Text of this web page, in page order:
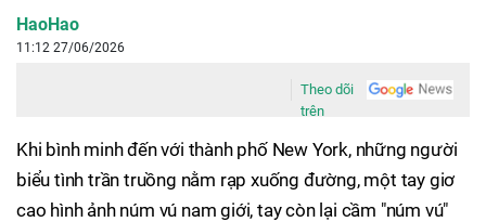
HaoHao
11:12 27/06/2026
Theo dõi
trên
Khi bình minh đến với thành phố New York, những người
biểu tình trần truồng nằm rạp xuống đường, một tay giơ
cao hình ảnh núm vú nam giới, tay còn lại cầm "núm vú"